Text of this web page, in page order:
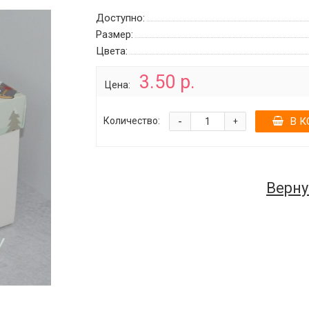
Доступно:
Размер:
Цвета:
Цена: 3.50 р.
Количество: +
- В